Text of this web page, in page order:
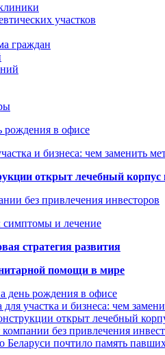
участков
граждан
рождения в офисе
и бизнеса: чем заменить
открыт лечебный
без привлечения инвесторов
симптомы и лечение
стратегия развития
помощи в мире
день рождения в офисе
участка и бизнеса: чем
открыт лечебный
без привлечения
Беларуси почтило память